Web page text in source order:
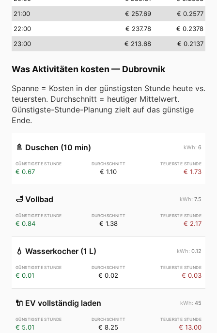
21:00 € 257.69
€ 0.2577
22:00 € 237.78
€ 0.2378
23:00 € 213.68 € 0.2137
Was Aktivitäten kosten — Dubrovnik
Spanne = Kosten in der günstigsten Stunde heute vs.
teuersten. Durchschnitt = heutiger Mittelwert.
Günstigste-Stunde-Planung zielt auf das günstige
Ende.
🚿 Duschen (10 min) 6
€ 0.67 € 1.10 € 1.73
🛁 Vollbad 7.5
€ 0.84 € 1.38 € 2.17
💧 Wasserkocher (1 L) 0.12
€ 0.01 € 0.02 € 0.03
🔌 EV vollständig laden 45
€ 5.01 € 8.25 € 13.00